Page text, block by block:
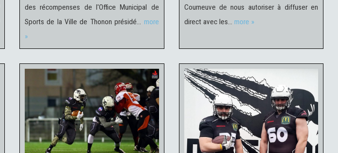
des récompenses de l'Office Municipal de
Sports de la Ville de Thonon présidé… more
»
Courneuve de nous autoriser à diffuser en
direct avec les… more »
Actualités Elite 22 février 2016
Actualités du Club
18 février
2016